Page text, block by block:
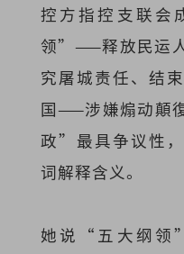
控方指控支联会
领”——释放民运
究屠城责任、结
国——涉嫌煽动顛
政”最具争议性
词解释含义。
她说“五大纲领